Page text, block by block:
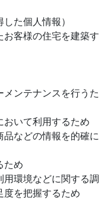
た個人情報）
お客様の住宅を建築す
ンテナンスを行うた
いて利用するため
などの情報を的確に
ため
環境などに関する調
を把握するため